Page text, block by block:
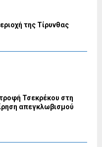
της Τίρυνθας
Τσεκρέκου στη
απεγκλωβισμού